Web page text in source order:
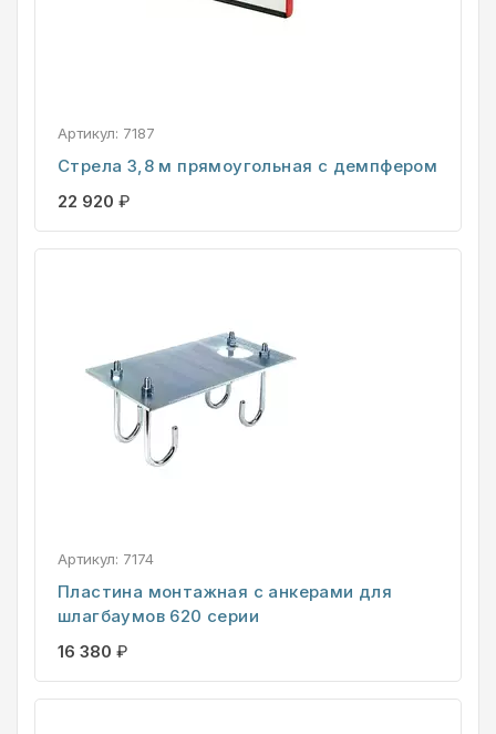
Артикул: 7187
Стрела 3,8 м прямоугольная с демпфером
22 920 ₽
Артикул: 7174
Пластина монтажная с анкерами для
шлагбаумов 620 серии
16 380 ₽